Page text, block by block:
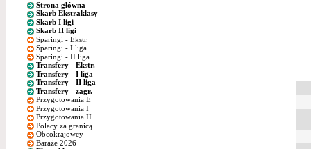
Strona główna
Skarb Ekstraklasy
Skarb I ligi
Skarb II ligi
Sparingi - Ekstr.
Sparingi - I liga
Sparingi - II liga
Transfery - Ekstr.
Transfery - I liga
Transfery - II liga
Transfery - zagr.
Przygotowania E
Przygotowania I
Przygotowania II
Polacy za granicą
Obcokrajowcy
Baraże 2026